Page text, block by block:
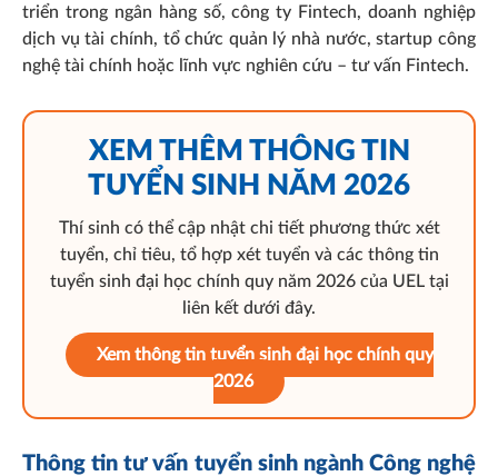
triển trong ngân hàng số, công ty Fintech, doanh nghiệp
dịch vụ tài chính, tổ chức quản lý nhà nước, startup công
nghệ tài chính hoặc lĩnh vực nghiên cứu – tư vấn Fintech.
XEM THÊM THÔNG TIN
TUYỂN SINH NĂM 2026
Thí sinh có thể cập nhật chi tiết phương thức xét
tuyển, chỉ tiêu, tổ hợp xét tuyển và các thông tin
tuyển sinh đại học chính quy năm 2026 của UEL tại
liên kết dưới đây.
Xem thông tin tuyển sinh đại học chính quy
2026
Thông tin tư vấn tuyển sinh ngành Công nghệ